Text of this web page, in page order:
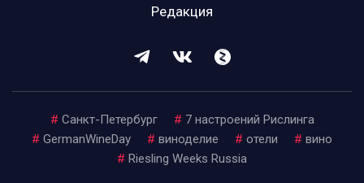
Редакция
# Санкт-Петербург # 7 настроений Рислинга
# GermanWineDay # виноделие # отели # вино
# Riesling Weeks Russia